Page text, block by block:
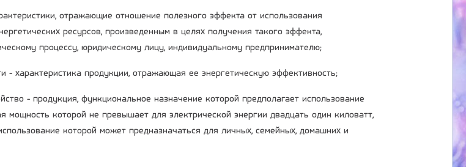
отражающие отношение полезного эффекта от использования
ресурсов, произведенным в целях получения такого эффекта,
процессу, юридическому лицу, индивидуальному предпринимателю;
- характеристика продукции, отражающая ее энергетическую эффективность;
- продукция, функциональное назначение которой предполагает использование
мощность которой не превышает для электрической энергии двадцать один киловатт,
которой может предназначаться для личных, семейных, домашних и